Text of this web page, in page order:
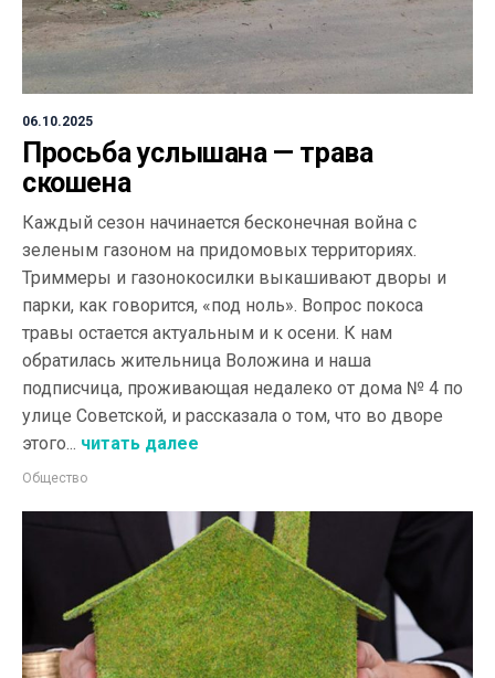
06.10.2025
Просьба услышана — трава
скошена
Каждый сезон начинается бесконечная война с
зеленым газоном на придомовых территориях.
Триммеры и газонокосилки выкашивают дворы и
парки, как говорится, «под ноль». Вопрос покоса
травы остается актуальным и к осени. К нам
обратилась жительница Воложина и наша
подписчица, проживающая недалеко от дома № 4 по
улице Советской, и рассказала о том, что во дворе
этого... читать далее
Общество